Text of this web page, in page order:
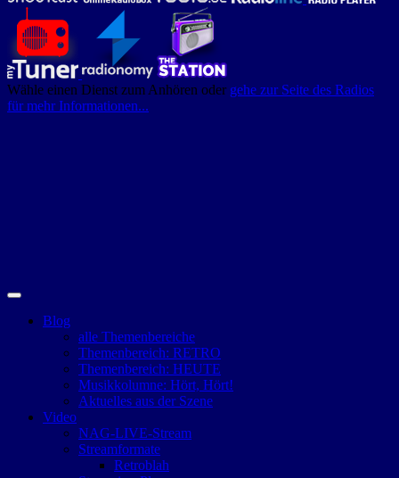
Wähle einen Dienst zum Anhören oder gehe zur Seite des Radios
für mehr Informationen...
Blog
alle Themenbereiche
Themenbereich: RETRO
Themenbereich: HEUTE
Musikkolumne: Hört, Hört!
Aktuelles aus der Szene
Video
NAG-LIVE-Stream
Streamformate
Retroblah